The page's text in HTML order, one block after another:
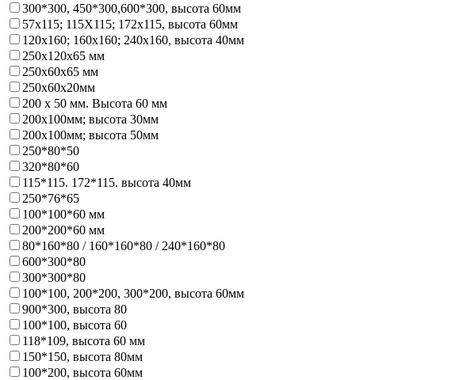
300*300, 450*300,600*300, высота 60мм
57х115; 115Х115; 172х115, высота 60мм
120х160; 160х160; 240х160, высота 40мм
250х120х65 мм
250х60х65 мм
250х60х20мм
200 х 50 мм. Высота 60 мм
200х100мм; высота 30мм
200х100мм; высота 50мм
250*80*50
320*80*60
115*115. 172*115. высота 40мм
250*76*65
100*100*60 мм
200*200*60 мм
80*160*80 / 160*160*80 / 240*160*80
600*300*80
300*300*80
100*100, 200*200, 300*200, высота 60мм
900*300, высота 80
100*100, высота 60
118*109, высота 60 мм
150*150, высота 80мм
100*200, высота 60мм